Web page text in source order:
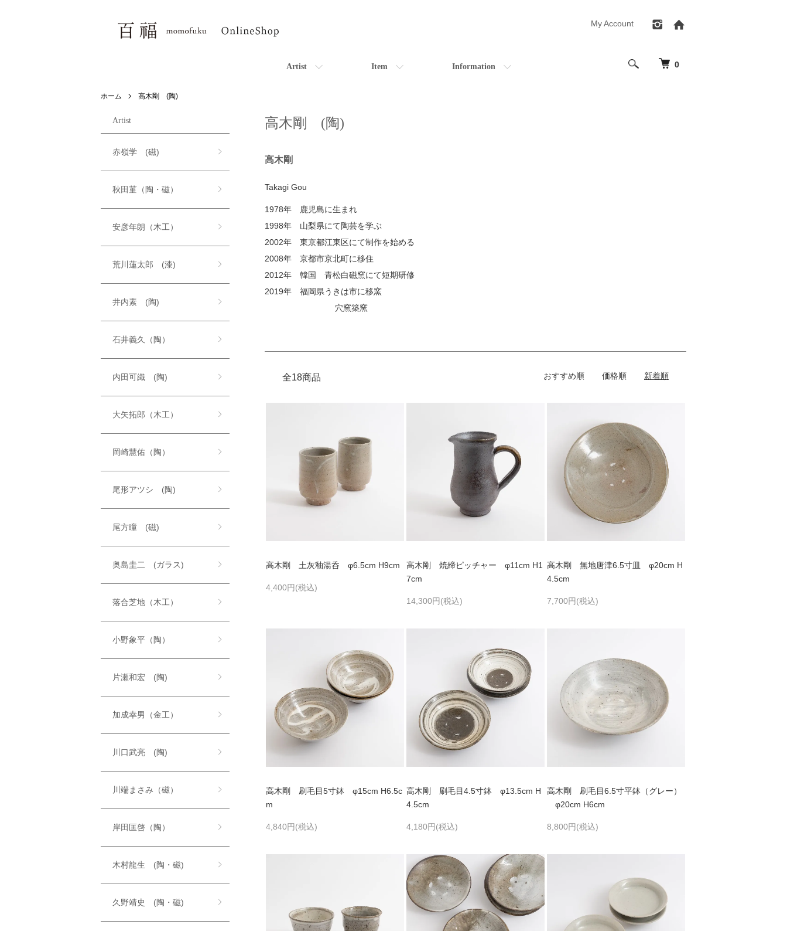
0
Artist Item Information
My Account
ホーム 高木剛 (陶)
高木剛 (陶)
高木剛
Takagi Gou
1978年 鹿児島に生まれ
1998年 山梨県にて陶芸を学ぶ
2002年 東京都江東区にて制作を始める
2008年 京都市京北町に移住
2012年 韓国 青松白磁窯にて短期研修
2019年 福岡県うきは市に移窯
穴窯築窯
全18商品 おすすめ順 価格順 新着順
高木剛 土灰釉湯呑 φ6.5cm H9cm
4,400円(税込)
高木剛 焼締ピッチャー φ11cm H1
7cm
14,300円(税込)
高木剛 無地唐津6.5寸皿 φ20cm H
4.5cm
7,700円(税込)
高木剛 刷毛目5寸鉢 φ15cm H6.5c
m
4,840円(税込)
高木剛 刷毛目4.5寸鉢 φ13.5cm H
4.5cm
4,180円(税込)
高木剛 刷毛目6.5寸平鉢（グレー）
φ20cm H6cm
8,800円(税込)
Artist
赤嶺学 (磁)
秋田菫（陶・磁）
安彦年朗（木工）
荒川蓮太郎 (漆)
井内素 (陶)
石井義久（陶）
内田可織 (陶)
大矢拓郎（木工）
岡崎慧佑（陶）
尾形アツシ (陶)
尾方瞳 (磁)
奥島圭二 (ガラス)
落合芝地（木工）
小野象平（陶）
片瀬和宏 (陶)
加成幸男（金工）
川口武亮 (陶)
川端まさみ（磁）
岸田匡啓（陶）
木村龍生 (陶・磁)
久野靖史 (陶・磁)